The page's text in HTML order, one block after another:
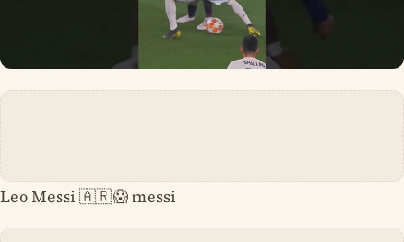
Leo Messi 🇦🇷😱 messi